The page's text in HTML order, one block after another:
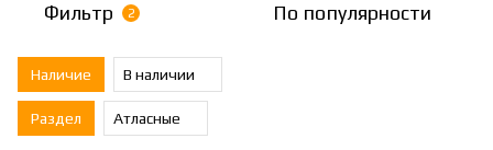
Фильтр 2 По популярности
Наличие В наличии
Раздел Атласные